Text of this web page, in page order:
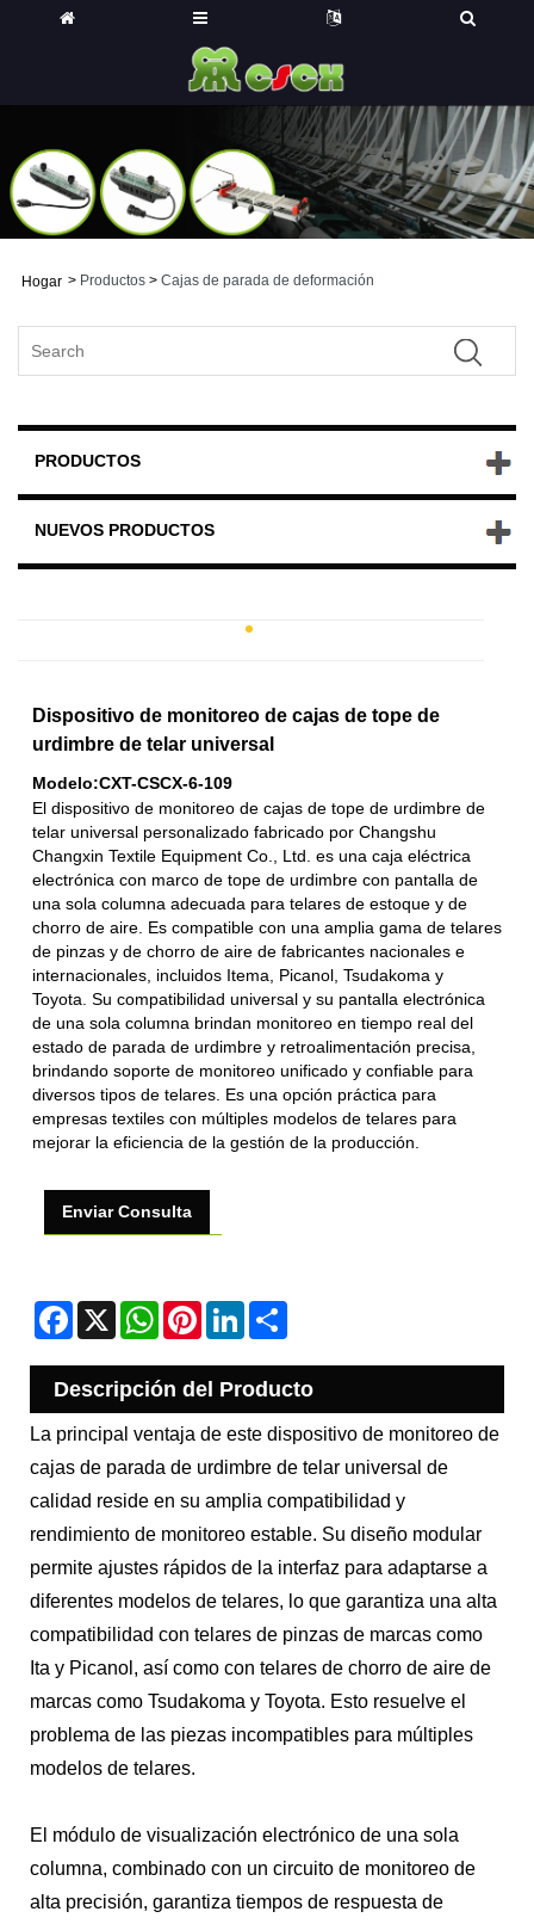
Hogar > Productos > Cajas de parada de deformación
PRODUCTOS
NUEVOS PRODUCTOS
Dispositivo de monitoreo de cajas de tope de
urdimbre de telar universal
Modelo:CXT-CSCX-6-109
El dispositivo de monitoreo de cajas de tope de urdimbre de
telar universal personalizado fabricado por Changshu
Changxin Textile Equipment Co., Ltd. es una caja eléctrica
electrónica con marco de tope de urdimbre con pantalla de
una sola columna adecuada para telares de estoque y de
chorro de aire. Es compatible con una amplia gama de telares
de pinzas y de chorro de aire de fabricantes nacionales e
internacionales, incluidos Itema, Picanol, Tsudakoma y
Toyota. Su compatibilidad universal y su pantalla electrónica
de una sola columna brindan monitoreo en tiempo real del
estado de parada de urdimbre y retroalimentación precisa,
brindando soporte de monitoreo unificado y confiable para
diversos tipos de telares. Es una opción práctica para
empresas textiles con múltiples modelos de telares para
mejorar la eficiencia de la gestión de la producción.
Enviar Consulta
Facebook
X WhatsApp
PinterestLinkedIn
Descripción del Producto
La principal ventaja de este dispositivo de monitoreo de
cajas de parada de urdimbre de telar universal de
calidad reside en su amplia compatibilidad y
rendimiento de monitoreo estable. Su diseño modular
permite ajustes rápidos de la interfaz para adaptarse a
diferentes modelos de telares, lo que garantiza una alta
compatibilidad con telares de pinzas de marcas como
Ita y Picanol, así como con telares de chorro de aire de
marcas como Tsudakoma y Toyota. Esto resuelve el
problema de las piezas incompatibles para múltiples
modelos de telares.
El módulo de visualización electrónico de una sola
columna, combinado con un circuito de monitoreo de
alta precisión, garantiza tiempos de respuesta de